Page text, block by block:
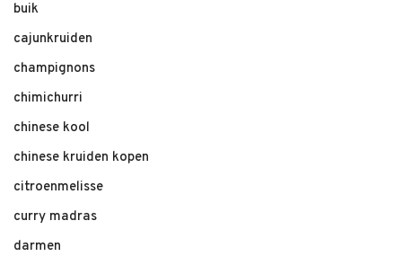
buik
cajunkruiden
champignons
chimichurri
chinese kool
chinese kruiden kopen
citroenmelisse
curry madras
darmen